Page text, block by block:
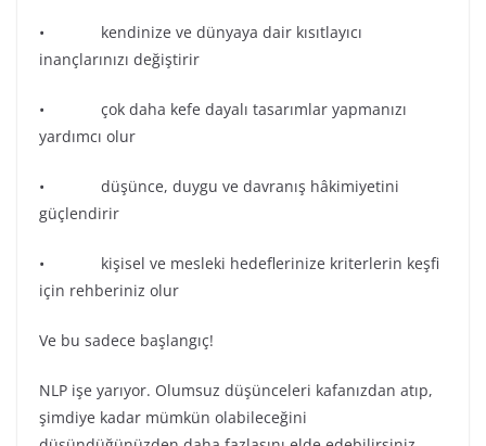
• kendinize ve dünyaya dair kısıtlayıcı
inançlarınızı değiştirir
• çok daha kefe dayalı tasarımlar yapmanızı
yardımcı olur
• düşünce, duygu ve davranış hâkimiyetini
güçlendirir
• kişisel ve mesleki hedeflerinize kriterlerin keşfi
için rehberiniz olur
Ve bu sadece başlangıç!
NLP işe yarıyor. Olumsuz düşünceleri kafanızdan atıp,
şimdiye kadar mümkün olabileceğini